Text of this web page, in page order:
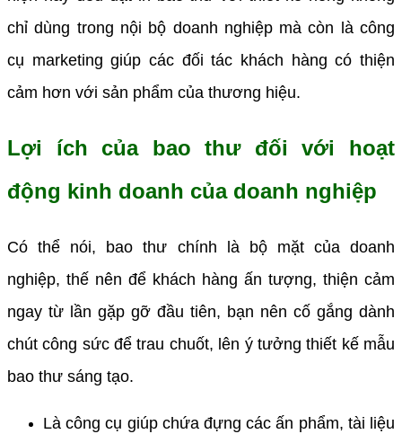
chỉ dùng trong nội bộ doanh nghiệp mà còn là công
cụ marketing giúp các đối tác khách hàng có thiện
cảm hơn với sản phẩm của thương hiệu.
Lợi ích của bao thư đối với hoạt
động kinh doanh của doanh nghiệp
Có thể nói, bao thư chính là bộ mặt của doanh
nghiệp, thế nên để khách hàng ấn tượng, thiện cảm
ngay từ lần gặp gỡ đầu tiên, bạn nên cố gắng dành
chút công sức để trau chuốt, lên ý tưởng thiết kế mẫu
bao thư sáng tạo.
Là công cụ giúp chứa đựng các ấn phẩm, tài liệu